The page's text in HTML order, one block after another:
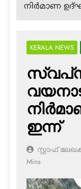
നിര്‍മാണ
KERALA NEWS
സ്വപ്‌ന
ഇന്ന്
സ്റ്റാഫ്
Mins